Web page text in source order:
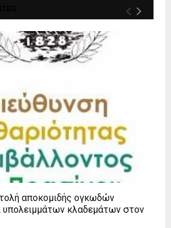
αποκομιδής ογκωδών
υπολειμμάτων κλαδεμάτων στον